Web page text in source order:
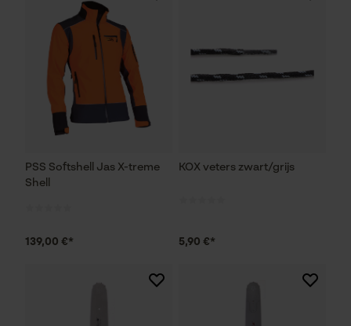
PSS Softshell Jas X-treme
Shell
139,00 €*
KOX veters zwart/grijs
5,90 €*